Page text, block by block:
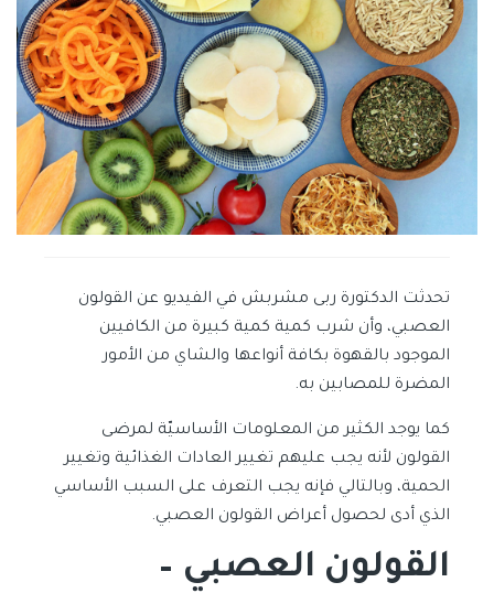
تحدثت الدكتورة ربى مشربش في الفيديو عن القولون
العصبي، وأن شرب كمية كمية كبيرة من الكافيين
الموجود بالقهوة بكافة أنواعها والشاي من الأمور
المضرة للمصابين به.
كما يوجد الكثير من المعلومات الأساسيّة لمرضى
القولون لأنه يجب عليهم تغيير العادات الغذائية وتغيير
الحمية، وبالتالي فإنه يجب التعرف على السبب الأساسي
الذي أدى لحصول أعراض القولون العصبي.
القولون العصبي –